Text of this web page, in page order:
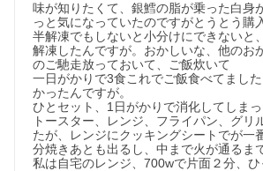
味が知りたくて、銀鱈の脂が乗った白身
っと気になっていたのですがとうとう購
半解凍でもしないと小分けにできないと
解凍したんですが。おかしいな、他のお
のご馳走放っておいて、ご飯炊いて
一日がかりで3食これでご飯食べてまし
かったんですが。
ひとセット、1日がかりで消化してしまっ
トースター、レンジ、フライパン、グリ
たが、レンジにクッキングシートでが一
分焼きあとも出るし、中まで火が通るま
私は自宅のレンジ、700wで片面２分、